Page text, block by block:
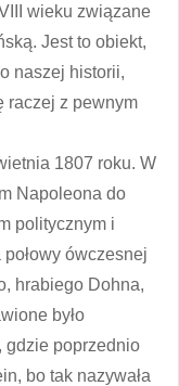
wieku związane
Jest to obiekt,
naszej historii,
raczej z pewnym
1807 roku. W
Napoleona do
politycznym i
ówczesnej
hrabiego Dohna,
było
gdzie poprzednio
bo tak nazywała